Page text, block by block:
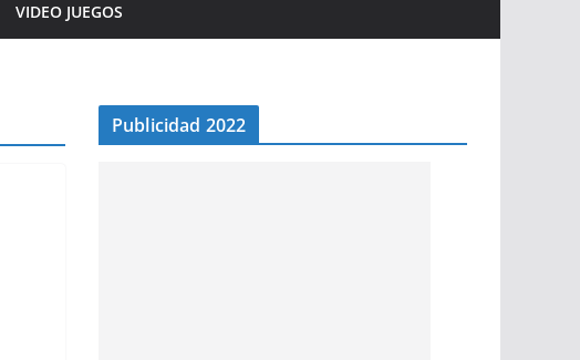
VIDEO JUEGOS
Publicidad 2022